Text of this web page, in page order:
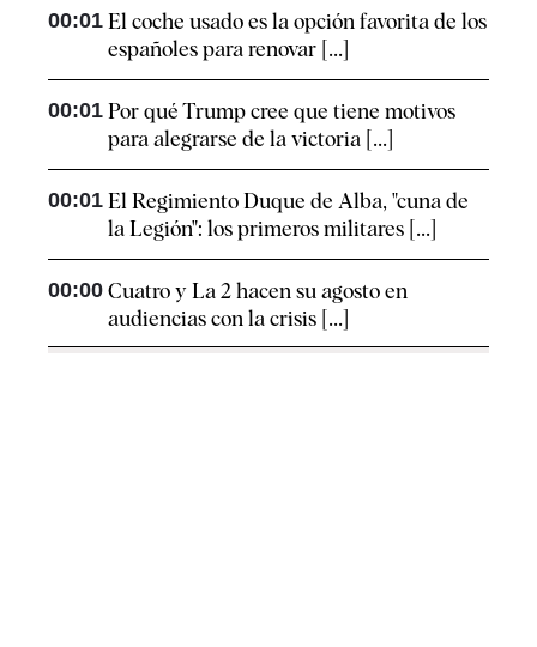
00:01 El coche usado es la opción favorita de los
españoles para renovar [...]
00:01 Por qué Trump cree que tiene motivos
para alegrarse de la victoria [...]
00:01 El Regimiento Duque de Alba, "cuna de
la Legión": los primeros militares [...]
00:00 Cuatro y La 2 hacen su agosto en
audiencias con la crisis [...]